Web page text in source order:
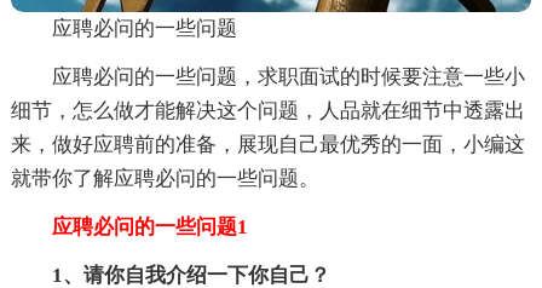
应聘必问的一些问题
应聘必问的一些问题，求职面试的时候要注意一些小
细节，怎么做才能解决这个问题，人品就在细节中透露出
来，做好应聘前的准备，展现自己最优秀的一面，小编这
就带你了解应聘必问的一些问题。
应聘必问的一些问题1
1、请你自我介绍一下你自己？